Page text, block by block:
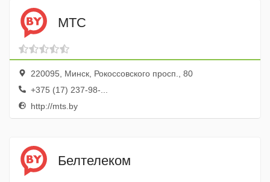
МТС
220095, Минск, Рокоссовского просп., 80
+375 (17) 237-98-...
http://mts.by
Белтелеком